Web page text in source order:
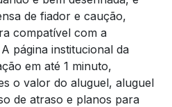
de fiador e caução,
compatível com a
página institucional da
em até 1 minuto,
o valor do aluguel, aluguel
de atraso e planos para